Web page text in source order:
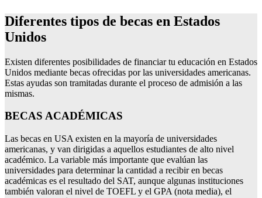
Diferentes tipos de becas en Estados
Unidos
Existen diferentes posibilidades de financiar tu educación en Estados
Unidos mediante becas ofrecidas por las universidades americanas.
Estas ayudas son tramitadas durante el proceso de admisión a las
mismas.
BECAS ACADÉMICAS
Las becas en USA existen en la mayoría de universidades
americanas, y van dirigidas a aquellos estudiantes de alto nivel
académico. La variable más importante que evalúan las
universidades para determinar la cantidad a recibir en becas
académicas es el resultado del SAT, aunque algunas instituciones
también valoran el nivel de TOEFL y el GPA (nota media), el